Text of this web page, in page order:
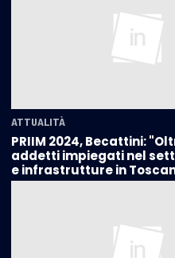
ATTUALITÀ
PRIIM 2024, Becattini:
addetti impiegati nel
e infrastrutture in